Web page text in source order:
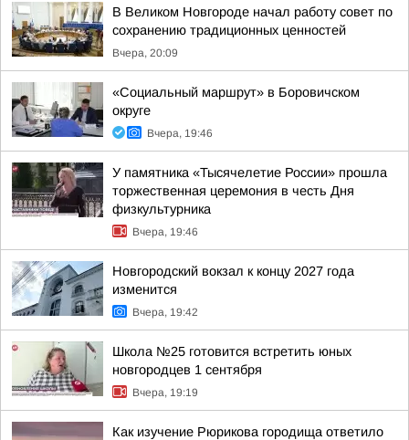
В Великом Новгороде начал работу совет по
сохранению традиционных ценностей
Вчера, 20:09
«Социальный маршрут» в Боровичском
округе
Вчера, 19:46
У памятника «Тысячелетие России» прошла
торжественная церемония в честь Дня
физкультурника
Вчера, 19:46
Новгородский вокзал к концу 2027 года
изменится
Вчера, 19:42
Школа №25 готовится встретить юных
новгородцев 1 сентября
Вчера, 19:19
Как изучение Рюрикова городища ответило